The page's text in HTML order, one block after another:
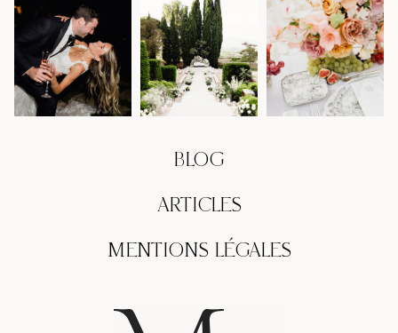
BLOG
ARTICLES
MENTIONS LÉGALES